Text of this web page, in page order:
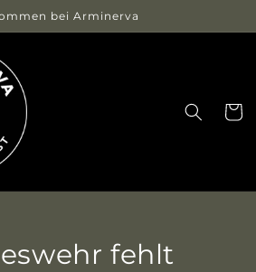
bei Arminerva
fehlt